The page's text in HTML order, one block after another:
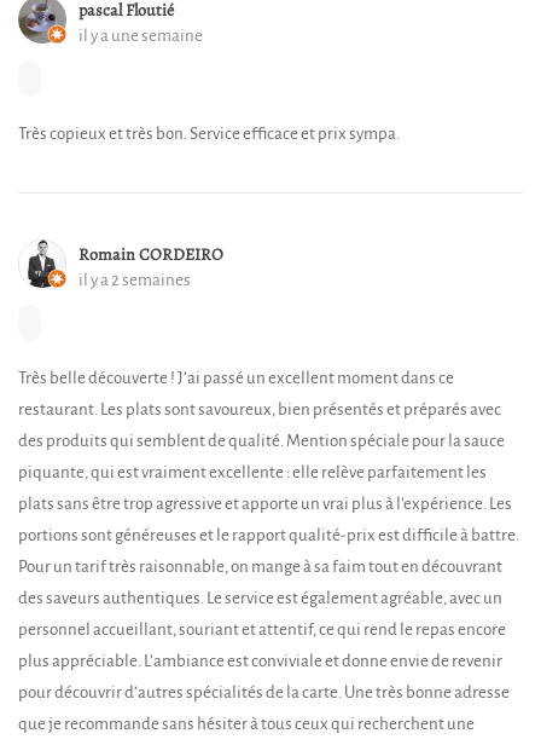
pascal Floutié
il y a une semaine
Très copieux et très bon. Service efficace et prix sympa.
Romain CORDEIRO
il y a 2 semaines
Très belle découverte ! J’ai passé un excellent moment dans ce
restaurant. Les plats sont savoureux, bien présentés et préparés avec
des produits qui semblent de qualité. Mention spéciale pour la sauce
piquante, qui est vraiment excellente : elle relève parfaitement les
plats sans être trop agressive et apporte un vrai plus à l’expérience. Les
portions sont généreuses et le rapport qualité-prix est difficile à battre.
Pour un tarif très raisonnable, on mange à sa faim tout en découvrant
des saveurs authentiques. Le service est également agréable, avec un
personnel accueillant, souriant et attentif, ce qui rend le repas encore
plus appréciable. L’ambiance est conviviale et donne envie de revenir
pour découvrir d’autres spécialités de la carte. Une très bonne adresse
que je recommande sans hésiter à tous ceux qui recherchent une